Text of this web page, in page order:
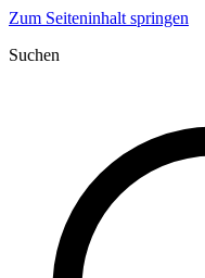
Zum Seiteninhalt springen
Suchen